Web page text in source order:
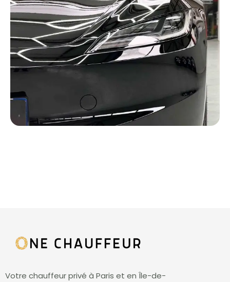
Votre chauffeur privé à Paris et en Île-de-